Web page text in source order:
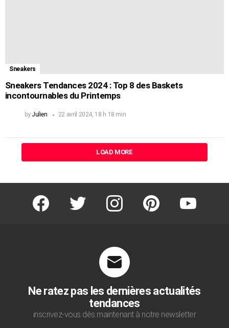
Sneakers
Sneakers Tendances 2024 : Top 8 des Baskets
incontournables du Printemps
by Julien 22 avril 2024, 18 h 18 min
LOAD MORE
facebook twitter instagram pinterest youtube
Ne ratez pas les dernières actualités
tendances
inscrivez-vous dès maintenant à notre newsletter